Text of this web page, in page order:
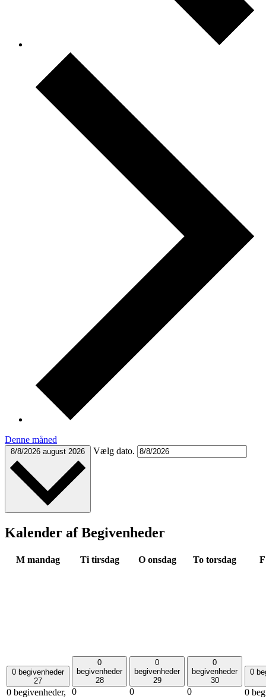
Denne måned
8/8/2026 august 2026 Vælg dato.
Kalender af Begivenheder
M mandag Ti tirsdag O onsdag To torsdag
0 begivenheder
27
0 begivenheder,
0
begivenheder
28
0
0
begivenheder
29
0
0
begivenheder
30
0
0
0